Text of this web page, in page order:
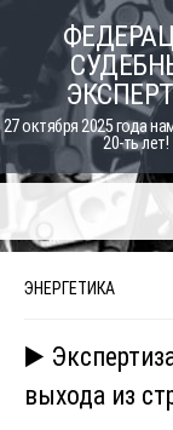
content
27 октября 2025 года
20-ть лет!
ЭНЕРГЕТИКА
▶️
выхода из